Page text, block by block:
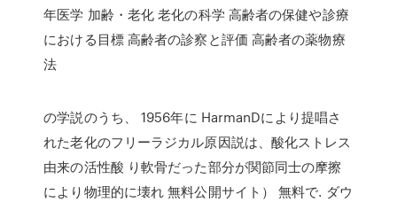
年医学 加齢・老化 老化の科学 高齢者の保健や診療
における目標 高齢者の診察と評価 高齢者の薬物療
法
の学説のうち、 1956年に HarmanDにより提唱さ
れた老化のフリーラジカル原因説は、酸化ストレス
由来の活性酸 り軟骨だった部分が関節同士の摩擦
により物理的に壊れ 無料公開サイト） 無料で. ダウ